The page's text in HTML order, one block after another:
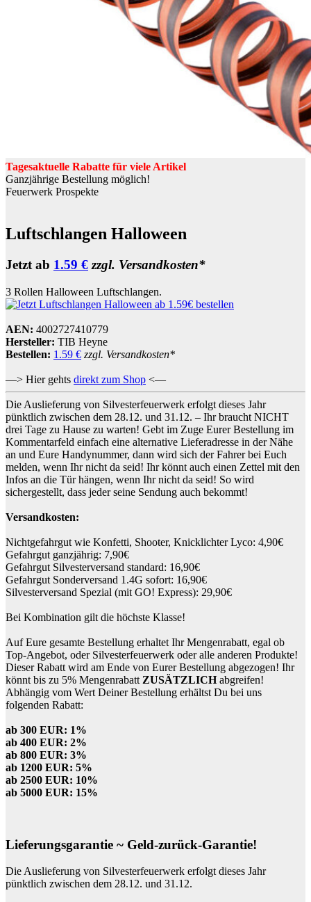
Tagesaktuelle Rabatte für viele Artikel
Ganzjährige Bestellung möglich!
Feuerwerk Prospekte
Luftschlangen Halloween
Jetzt ab 1.59 € zzgl. Versandkosten*
3 Rollen Halloween Luftschlangen.
AEN: 4002727410779
Hersteller: TIB Heyne
Bestellen: 1.59 € zzgl. Versandkosten*
—> Hier gehts direkt zum Shop <—
Die Auslieferung von Silvesterfeuerwerk erfolgt dieses Jahr
pünktlich zwischen dem 28.12. und 31.12. – Ihr braucht NICHT
drei Tage zu Hause zu warten! Gebt im Zuge Eurer Bestellung im
Kommentarfeld einfach eine alternative Lieferadresse in der Nähe
an und Eure Handynummer, dann wird sich der Fahrer bei Euch
melden, wenn Ihr nicht da seid! Ihr könnt auch einen Zettel mit den
Infos an die Tür hängen, wenn Ihr nicht da seid! So wird
sichergestellt, dass jeder seine Sendung auch bekommt!
Versandkosten:
Nichtgefahrgut wie Konfetti, Shooter, Knicklichter Lyco: 4,90€
Gefahrgut ganzjährig: 7,90€
Gefahrgut Silvesterversand standard: 16,90€
Gefahrgut Sonderversand 1.4G sofort: 16,90€
Silvesterversand Spezial (mit GO! Express): 29,90€
Bei Kombination gilt die höchste Klasse!
Auf Eure gesamte Bestellung erhaltet Ihr Mengenrabatt, egal ob
Top-Angebot, oder Silvesterfeuerwerk oder alle anderen Produkte!
Dieser Rabatt wird am Ende von Eurer Bestellung abgezogen! Ihr
könnt bis zu 5% Mengenrabatt ZUSÄTZLICHabgreifen!
Abhängig vom Wert Deiner Bestellung erhältst Du bei uns
folgenden Rabatt:
ab 300 EUR: 1%
ab 400 EUR: 2%
ab 800 EUR: 3%
ab 1200 EUR: 5%
ab 2500 EUR: 10%
ab 5000 EUR: 15%
Lieferungsgarantie ~ Geld-zurück-Garantie!
Die Auslieferung von Silvesterfeuerwerk erfolgt dieses Jahr
pünktlich zwischen dem 28.12. und 31.12.